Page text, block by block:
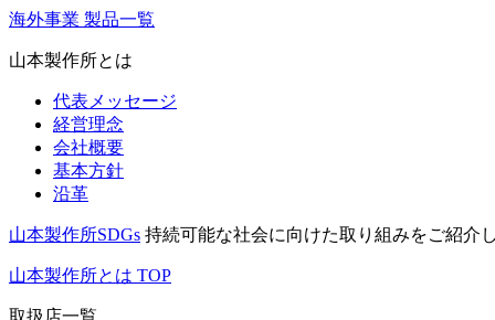
海外事業 製品一覧
山本製作所とは
代表メッセージ
経営理念
会社概要
基本方針
沿革
山本製作所SDGs 持続可能な社会に向けた取り組みをご紹介
山本製作所とは TOP
取扱店一覧